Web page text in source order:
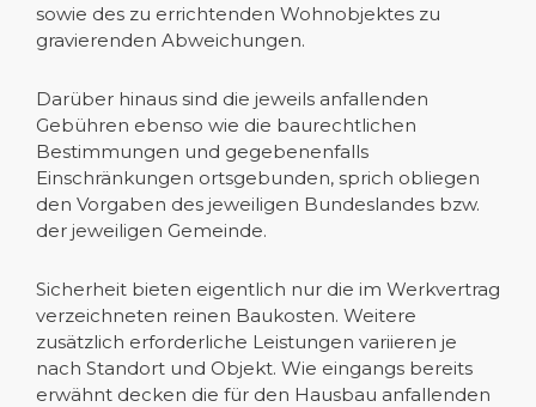
sowie des zu errichtenden Wohnobjektes zu
gravierenden Abweichungen.
Darüber hinaus sind die jeweils anfallenden
Gebühren ebenso wie die baurechtlichen
Bestimmungen und gegebenenfalls
Einschränkungen ortsgebunden, sprich obliegen
den Vorgaben des jeweiligen Bundeslandes bzw.
der jeweiligen Gemeinde.
Sicherheit bieten eigentlich nur die im Werkvertrag
verzeichneten reinen Baukosten. Weitere
zusätzlich erforderliche Leistungen variieren je
nach Standort und Objekt. Wie eingangs bereits
erwähnt decken die für den Hausbau anfallenden